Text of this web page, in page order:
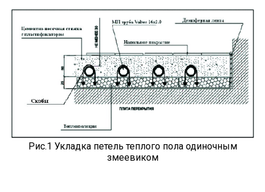
Рис.1 Укладка петель теплого пола одиночным
змеевиком